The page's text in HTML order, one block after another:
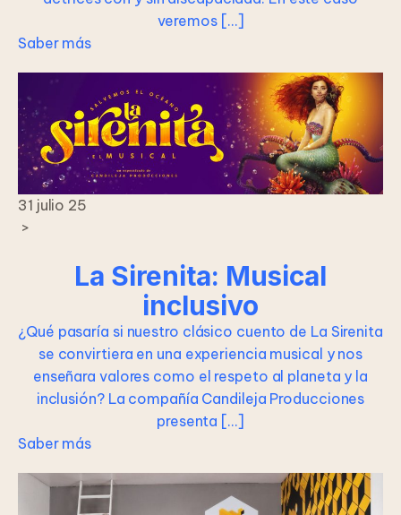
veremos […]
Saber más
31 julio 25
>
La Sirenita: Musical
inclusivo
¿Qué pasaría si nuestro clásico cuento de La Sirenita
se convirtiera en una experiencia musical y nos
enseñara valores como el respeto al planeta y la
inclusión? La compañía Candileja Producciones
presenta […]
Saber más